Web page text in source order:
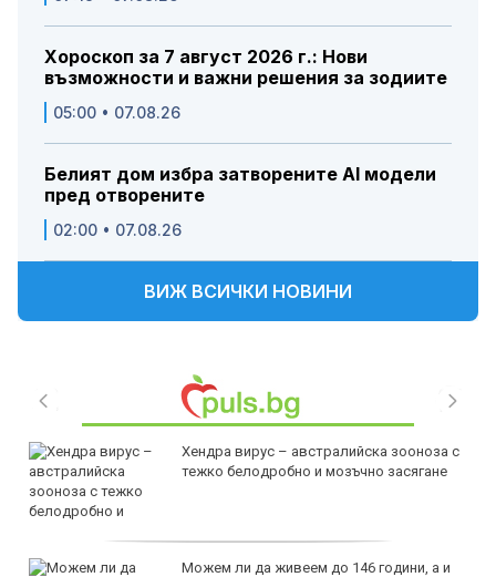
Хороскоп за 7 август 2026 г.: Нови
възможности и важни решения за зодиите
05:00 • 07.08.26
Белият дом избра затворените AI модели
пред отворените
02:00 • 07.08.26
ВИЖ ВСИЧКИ НОВИНИ
Хендра вирус – австралийска зооноза с
тежко белодробно и мозъчно засягане
Можем ли да живеем до 146 години, а и